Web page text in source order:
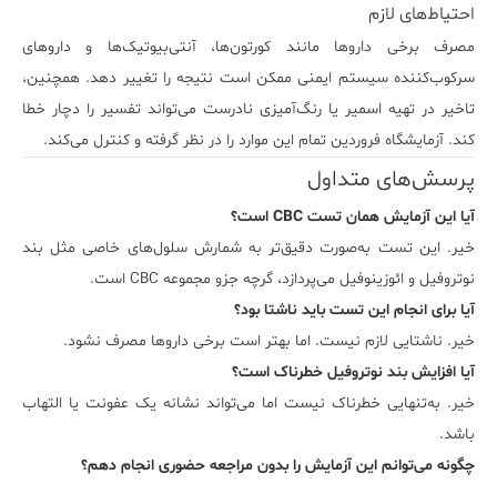
احتیاط‌های لازم
مصرف برخی داروها مانند کورتون‌ها، آنتی‌بیوتیک‌ها و داروهای
سرکوب‌کننده سیستم ایمنی ممکن است نتیجه را تغییر دهد. همچنین،
تاخیر در تهیه اسمیر یا رنگ‌آمیزی نادرست می‌تواند تفسیر را دچار خطا
کند. آزمایشگاه فروردین تمام این موارد را در نظر گرفته و کنترل می‌کند.
پرسش‌های متداول
آیا این آزمایش همان تست CBC است؟
خیر. این تست به‌صورت دقیق‌تر به شمارش سلول‌های خاصی مثل بند
نوتروفیل و ائوزینوفیل می‌پردازد، گرچه جزو مجموعه CBC است.
آیا برای انجام این تست باید ناشتا بود؟
خیر. ناشتایی لازم نیست. اما بهتر است برخی داروها مصرف نشود.
آیا افزایش بند نوتروفیل خطرناک است؟
خیر. به‌تنهایی خطرناک نیست اما می‌تواند نشانه یک عفونت یا التهاب
باشد.
چگونه می‌توانم این آزمایش را بدون مراجعه حضوری انجام دهم؟